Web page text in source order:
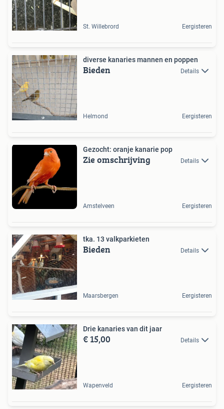
St. Willebrord Eergisteren
diverse kanaries mannen en poppen
Bieden Details
Helmond Eergisteren
Gezocht: oranje kanarie pop
Zie omschrijving Details
Amstelveen Eergisteren
tka. 13 valkparkieten
Bieden Details
Maarsbergen Eergisteren
Drie kanaries van dit jaar
€ 15,00 Details
Wapenveld Eergisteren